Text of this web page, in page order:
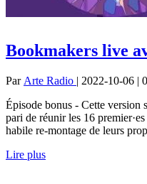
Bookmakers live
Par Arte Radio | 2022-10-06 | 0
Épisode bonus - Cette version
pari de réunir les 16
habile re-montage de leurs
Lire plus